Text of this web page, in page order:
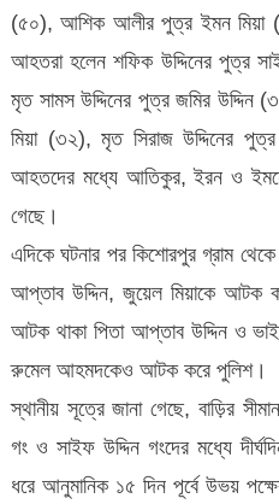
(৫০), আশিক আলীর পুত্র ইমন মিয়া
আহতরা হলেন শফিক উদ্দিনের পুত্র
মৃত সামস উদ্দিনের পুত্র জমির
মিয়া (৩২), মৃত সিরাজ উদ্দিনের
আহতদের মধ্যে আতিকুর, ইরন ও
গেছে।
এদিকে ঘটনার পর কিশোরপুর গ্রাম থেকে
আপ্তাব উদ্দিন, জুয়েল মিয়াকে আটক
আটক থাকা পিতা আপ্তাব উদ্দিন ও
রুমেল আহমদকেও আটক করে পুলিশ।
স্থানীয় সূত্রে জানা গেছে, বাড়ির
গং ও সাইফ উদ্দিন গংদের মধ্যে
ধরে আনুমানিক ১৫ দিন পূর্বে উভয়